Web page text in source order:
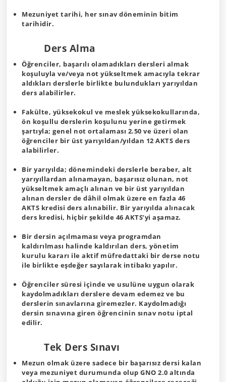
Mezuniyet tarihi, her sınav döneminin bitim
tarihidir.
Ders Alma
Öğrenciler, başarılı olamadıkları dersleri almak
koşuluyla ve/veya not yükseltmek amacıyla tekrar
aldıkları derslerle birlikte bulundukları yarıyıldan
ders alabilirler.
Fakülte, yüksekokul ve meslek yüksekokullarında,
ön koşullu derslerin koşulunu yerine getirmek
şartıyla; genel not ortalaması 2.50 ve üzeri olan
öğrenciler bir üst yarıyıldan/yıldan 12 AKTS ders
alabilirler.
Bir yarıyılda; dönemindeki derslerle beraber, alt
yarıyıllardan alınamayan, başarısız olunan, not
yükseltmek amaçlı alınan ve bir üst yarıyıldan
alınan dersler de dâhil olmak üzere en fazla 46
AKTS kredisi ders alınabilir. Bir yarıyılda alınacak
ders kredisi, hiçbir şekilde 46 AKTS’yi aşamaz.
Bir dersin açılmaması veya programdan
kaldırılması halinde kaldırılan ders, yönetim
kurulu kararı ile aktif müfredattaki bir derse notu
ile birlikte eşdeğer sayılarak intibakı yapılır.
Öğrenciler süresi içinde ve usulüne uygun olarak
kaydolmadıkları derslere devam edemez ve bu
derslerin sınavlarına giremezler. Kaydolmadığı
dersin sınavına giren öğrencinin sınav notu iptal
edilir.
Tek Ders Sınavı
Mezun olmak üzere sadece bir başarısız dersi kalan
veya mezuniyet durumunda olup GNO 2.0 altında